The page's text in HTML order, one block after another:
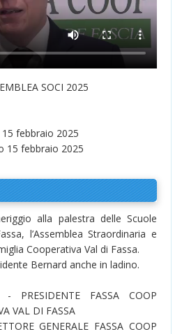
SOCI 2025
febbraio 2025
15 febbraio 2025
alla palestra delle Scuole
l’Assemblea Straordinaria e
Cooperativa Val di Fassa.
Bernard anche in ladino.
- PRESIDENTE FASSA COOP
VAL DI FASSA
GENERALE FASSA COOP